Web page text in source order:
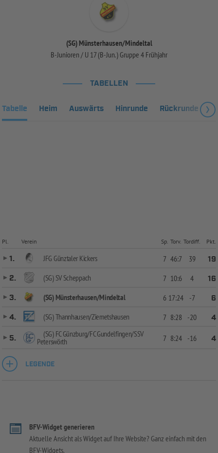
(SG) Münsterhausen/Mindeltal
B-Junioren / U 17 (B-Jun.) Gruppe 4 Frühjahr
TABELLEN
Tabelle Heim Auswärts Hinrunde Rückrunde
Pl. Verein Sp. Torv. Tordiff. Pkt.
1. JFG Günztaler Kickers 7 46:7 39
19
2.
(SG) SV Scheppach 7 10:6 4
16
3.
(SG) Münsterhausen/Mindeltal 6 17:24 -7
6
4.
(SG) Thannhausen/Ziemetshausen 7 8:28 -20
4
5.
(SG) FC Günzburg/FC Gundelfingen/SSV
Peterswörth
7 8:24 -16 4
LEGENDE
BFV-Widget generieren
Aktuelle Ansicht als Widget auf Ihre Website? Ganz einfach mit den
BFV-Widgets.